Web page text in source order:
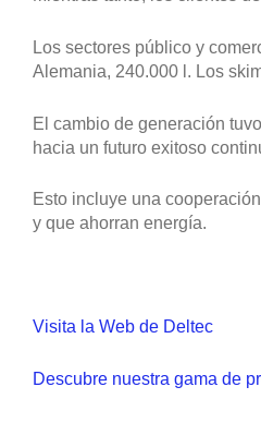
Los sectores público y
Alemania, 240.000 l. Los
El cambio de generación
hacia un futuro exitoso
Esto incluye una
y que ahorran energía.
Visita la Web de Deltec
Descubre nuestra gama de